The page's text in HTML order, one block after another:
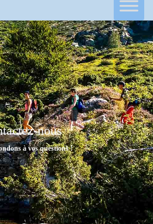
nous
à vos questions !